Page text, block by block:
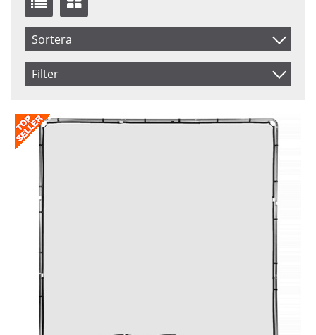
Sortera
Benämning
Filter
Pris
I lager